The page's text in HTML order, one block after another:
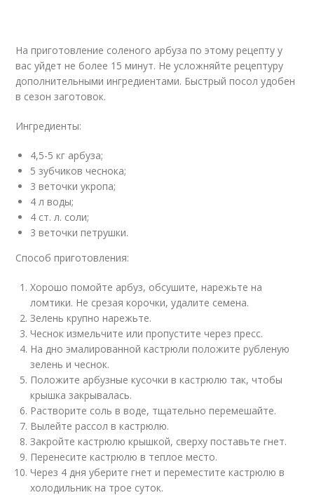
На приготовление соленого арбуза по этому рецепту у
вас уйдет не более 15 минут. Не усложняйте рецептуру
дополнительными ингредиентами. Быстрый посол удобен
в сезон заготовок.
Ингредиенты:
4,5-5 кг арбуза;
5 зубчиков чеснока;
3 веточки укропа;
4 л воды;
4 ст. л. соли;
3 веточки петрушки.
Способ приготовления:
Хорошо помойте арбуз, обсушите, нарежьте на
ломтики. Не срезая корочки, удалите семена.
Зелень крупно нарежьте.
Чеснок измельчите или пропустите через пресс.
На дно эмалированной кастрюли положите рубленую
зелень и чеснок.
Положите арбузные кусочки в кастрюлю так, чтобы
крышка закрывалась.
Растворите соль в воде, тщательно перемешайте.
Вылейте рассол в кастрюлю.
Закройте кастрюлю крышкой, сверху поставьте гнет.
Перенесите кастрюлю в теплое место.
Через 4 дня уберите гнет и переместите кастрюлю в
холодильник на трое суток.